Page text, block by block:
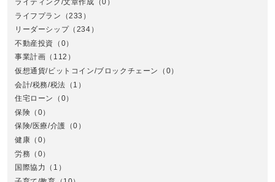
ライティング/文章作成 （0）
ライフプラン
（233）
リーダーシップ（234）
不動産投資 （0）
事業計画 （112）
仮想通貨/ビットコイン/ブロックチェーン
（0）
会計/税務/税法 （1）
住宅ローン
（0）
保険 （0）
保険/医療/介護 （0）
健康 （0）
労務 （0）
国際協力 （1）